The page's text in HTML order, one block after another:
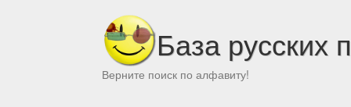
База русских
Верните поиск по алфавиту!